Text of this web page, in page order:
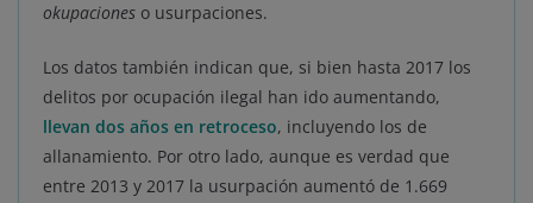
okupaciones o usurpaciones.
Los datos también indican que, si bien hasta 2017 los
delitos por ocupación ilegal han ido aumentando,
llevan dos años en retroceso, incluyendo los de
allanamiento. Por otro lado, aunque es verdad que
entre 2013 y 2017 la usurpación aumentó de 1.669